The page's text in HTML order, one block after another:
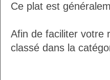
Ce plat est
Afin de faciliter votre
classé dans la